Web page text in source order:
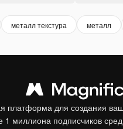
металл текстура металл
платформа для создания
1 миллиона подписчиков